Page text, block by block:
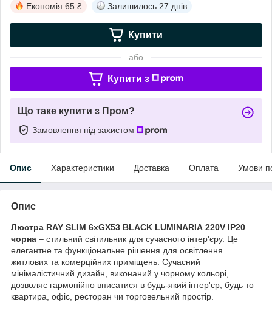
Економія 65 ₴ Залишилось 27 днів
Купити
або
Купити з
Що таке купити з Пром?
Замовлення під захистом
Опис Характеристики Доставка Оплата Умови
Опис
Люстра RAY SLIM 6xGX53 BLACK LUMINARIA 220V IP20
чорна – стильний світильник для сучасного інтер'єру. Це
елегантне та функціональне рішення для освітлення
житлових та комерційних приміщень. Сучасний
мінімалістичний дизайн, виконаний у чорному кольорі,
дозволяє гармонійно вписатися в будь-який інтер'єр, будь то
квартира, офіс, ресторан чи торговельний простір.